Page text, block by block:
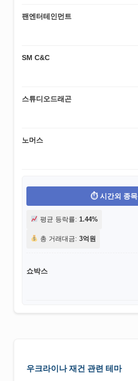
팬엔터테인먼트
SM C&C
스튜디오드래곤
노머스
시간외 종목
평균 등락률: 1.44%
총 거래대금: 3억원
쇼박스
우크라이나 재건 관련 테마